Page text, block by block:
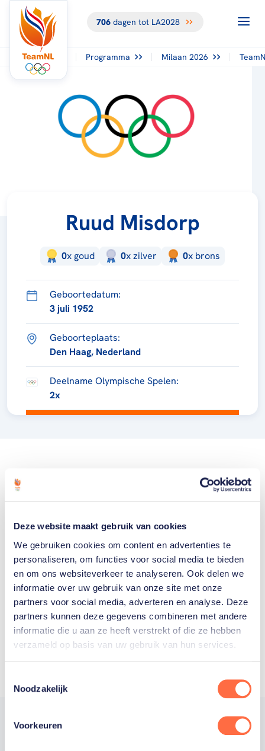
Deze website maakt gebruik van cookies
We gebruiken cookies om content en advertenties te
personaliseren, om functies voor social media te bieden
en om ons websiteverkeer te analyseren. Ook delen we
informatie over uw gebruik van onze site met onze
partners voor social media, adverteren en analyse. Deze
partners kunnen deze gegevens combineren met andere
informatie die u aan ze heeft verstrekt of die ze hebben
verzameld op basis van uw gebruik van hun services.
Noodzakelijk
Voorkeuren
706dagen tot LA2028
Programma Milaan 2026
Ruud Misdorp
0x goud 0xzilver 0x brons
Geboortedatum:
3 juli 1952
Geboorteplaats:
Den Haag, Nederland
Deelname Olympische Spelen:
2x
Welke Nederlanders hebben er
ooit meegedaan aan de
Olympische Spelen?